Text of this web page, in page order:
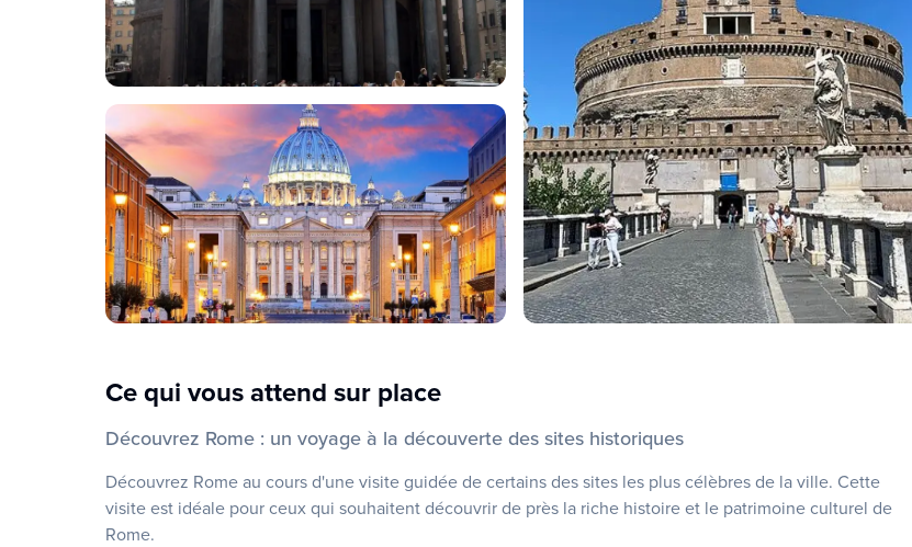
Ce qui vous attend sur place
Découvrez Rome : un voyage à la découverte des sites historiques
Découvrez Rome au cours d'une visite guidée de certains des sites les plus célèbres de la ville. Cette
visite est idéale pour ceux qui souhaitent découvrir de près la riche histoire et le patrimoine culturel de
Rome.